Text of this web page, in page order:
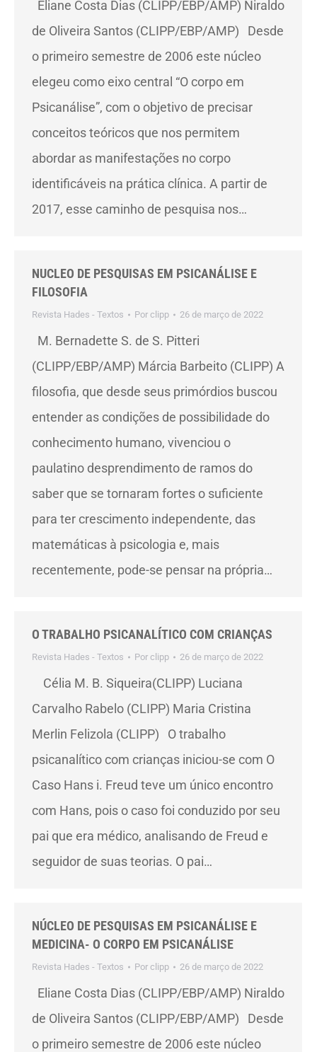
Eliane Costa Dias (CLIPP/EBP/AMP) Niraldo
de Oliveira Santos (CLIPP/EBP/AMP) Desde
o primeiro semestre de 2006 este núcleo
elegeu como eixo central “O corpo em
Psicanálise”, com o objetivo de precisar
conceitos teóricos que nos permitem
abordar as manifestações no corpo
identificáveis na prática clínica. A partir de
2017, esse caminho de pesquisa nos…
NUCLEO DE PESQUISAS EM PSICANÁLISE E
FILOSOFIA
Revista Hades - Textos Por clipp 26 de março de 2022
M. Bernadette S. de S. Pitteri
(CLIPP/EBP/AMP) Márcia Barbeito (CLIPP) A
filosofia, que desde seus primórdios buscou
entender as condições de possibilidade do
conhecimento humano, vivenciou o
paulatino desprendimento de ramos do
saber que se tornaram fortes o suficiente
para ter crescimento independente, das
matemáticas à psicologia e, mais
recentemente, pode-se pensar na própria…
O TRABALHO PSICANALÍTICO COM CRIANÇAS
Revista Hades - Textos Por clipp 26 de março de 2022
Célia M. B. Siqueira(CLIPP) Luciana
Carvalho Rabelo (CLIPP) Maria Cristina
Merlin Felizola (CLIPP) O trabalho
psicanalítico com crianças iniciou-se com O
Caso Hans i. Freud teve um único encontro
com Hans, pois o caso foi conduzido por seu
pai que era médico, analisando de Freud e
seguidor de suas teorias. O pai…
NÚCLEO DE PESQUISAS EM PSICANÁLISE E
MEDICINA- O CORPO EM PSICANÁLISE
Revista Hades - Textos Por clipp 26 de março de 2022
Eliane Costa Dias (CLIPP/EBP/AMP) Niraldo
de Oliveira Santos (CLIPP/EBP/AMP) Desde
o primeiro semestre de 2006 este núcleo